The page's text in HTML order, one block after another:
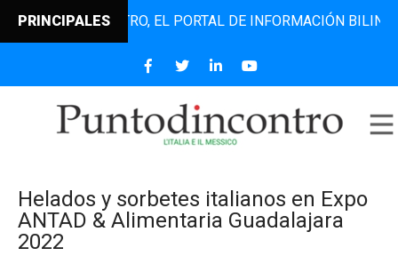
PRINCIPALES EL PORTAL DE INFORMACIÓN BILINGÜE
Helados y sorbetes italianos en Expo
ANTAD & Alimentaria Guadalajara
2022